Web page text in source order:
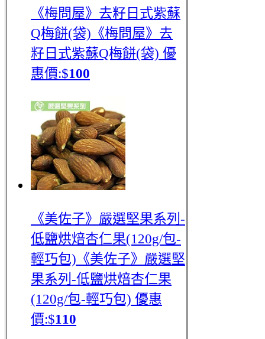
《梅問屋》去籽日式紫蘇
Q梅餅(袋) 《梅問屋》去
籽日式紫蘇Q梅餅(袋) 優
惠價:$100
《美佐子》嚴選堅果系列-
低鹽烘焙杏仁果(120g/包-
輕巧包) 《美佐子》嚴選堅
果系列-低鹽烘焙杏仁果
(120g/包-輕巧包) 優惠
價:$110